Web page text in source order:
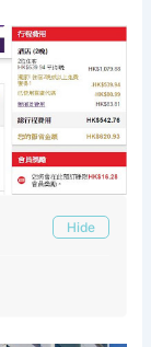
Hide